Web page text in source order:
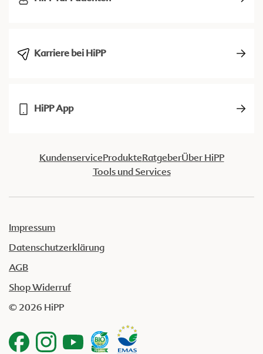
Karriere bei HiPP
HiPP App
KundenserviceProdukteRatgeberÜber HiPP
Tools und Services
Impressum
Datenschutzerklärung
AGB
Shop Widerruf
© 2026 HiPP